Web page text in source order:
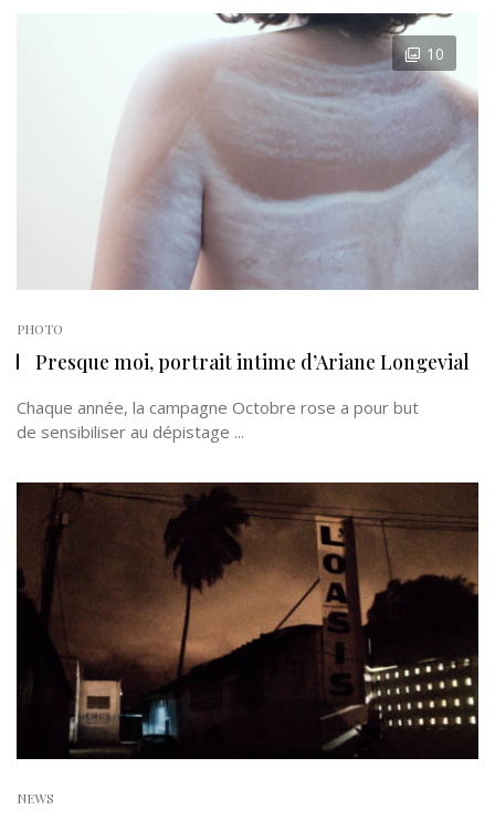
10
PHOTO
Presque moi, portrait intime d’Ariane Longevial
Chaque année, la campagne Octobre rose a pour but
de sensibiliser au dépistage ...
NEWS